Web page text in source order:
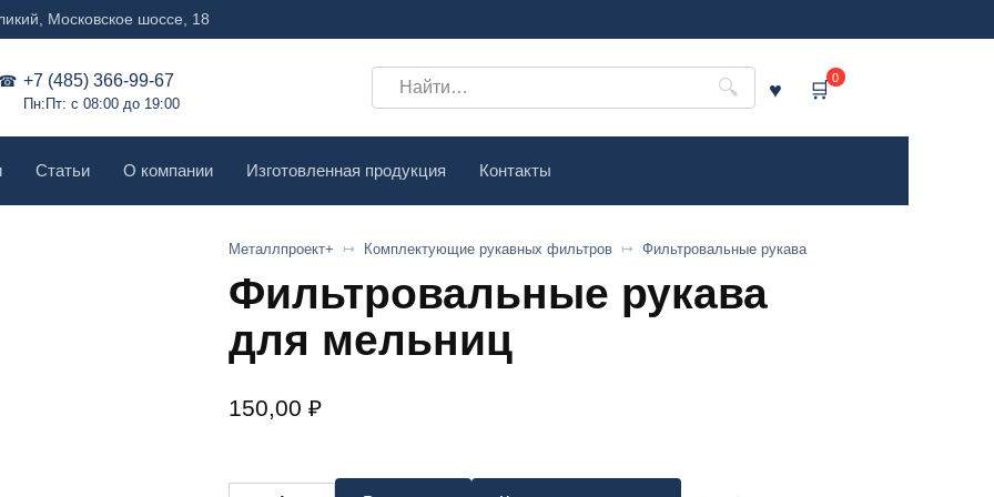
Московское шоссе, 18
+7 (485) 366-99-67
Пн:Пт: с 08:00 до 19:00
Search
for:
0
Статьи О компании Изготовленная продукция Контакты
Металлпроект+ Комплектующие рукавных фильтров Фильтровальные рукава
Фильтровальные рукава
для мельниц
150,00 ₽